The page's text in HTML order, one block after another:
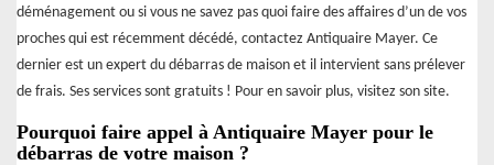
déménagement ou si vous ne savez pas quoi faire des affaires d’un de vos
proches qui est récemment décédé, contactez Antiquaire Mayer. Ce
dernier est un expert du débarras de maison et il intervient sans prélever
de frais. Ses services sont gratuits ! Pour en savoir plus, visitez son site.
Pourquoi faire appel à Antiquaire Mayer pour le
débarras de votre maison ?